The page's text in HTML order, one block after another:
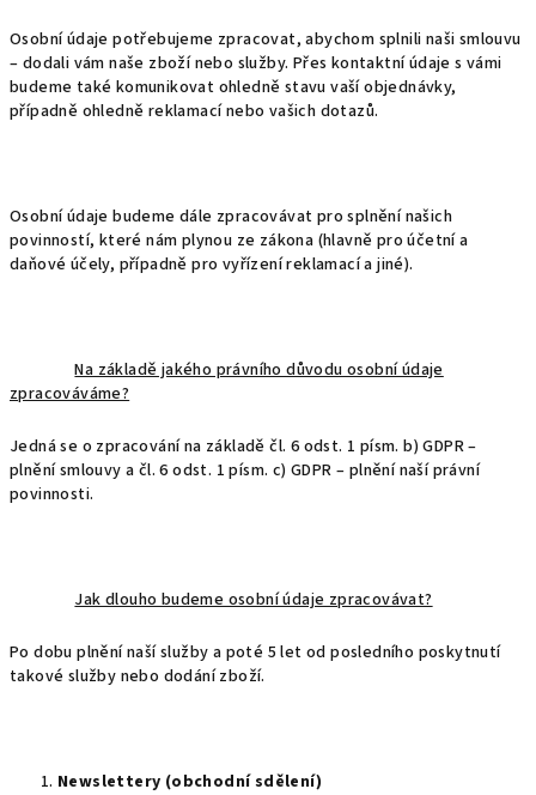
Osobní údaje potřebujeme zpracovat, abychom splnili naši smlouvu
– dodali vám naše zboží nebo služby. Přes kontaktní údaje s vámi
budeme také komunikovat ohledně stavu vaší objednávky,
případně ohledně reklamací nebo vašich dotazů.
Osobní údaje budeme dále zpracovávat pro splnění našich
povinností, které nám plynou ze zákona (hlavně pro účetní a
daňové účely, případně pro vyřízení reklamací a jiné).
Na základě jakého právního důvodu osobní údaje
zpracováváme?
Jedná se o zpracování na základě čl. 6 odst. 1 písm. b) GDPR –
plnění smlouvy a čl. 6 odst. 1 písm. c) GDPR – plnění naší právní
povinnosti.
Jak dlouho budeme osobní údaje zpracovávat?
Po dobu plnění naší služby a poté 5 let od posledního poskytnutí
takové služby nebo dodání zboží.
Newslettery (obchodní sdělení)